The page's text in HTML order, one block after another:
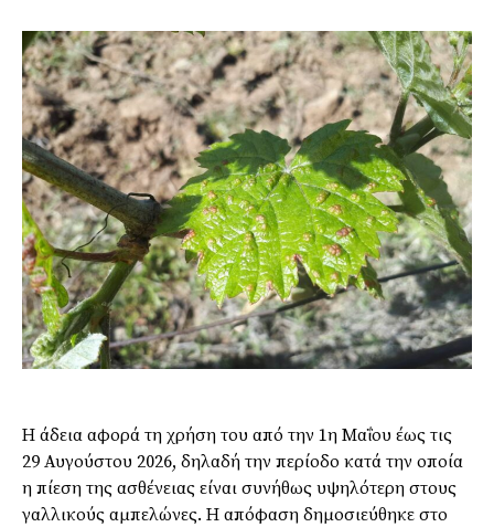
Η άδεια αφορά τη χρήση του από την 1η Μαΐου έως τις
29 Αυγούστου 2026, δηλαδή την περίοδο κατά την οποία
η πίεση της ασθένειας είναι συνήθως υψηλότερη στους
γαλλικούς αμπελώνες. Η απόφαση δημοσιεύθηκε στο